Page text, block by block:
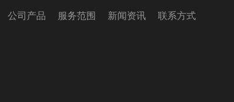
公司产品 服务范围 新闻资讯 联系方式